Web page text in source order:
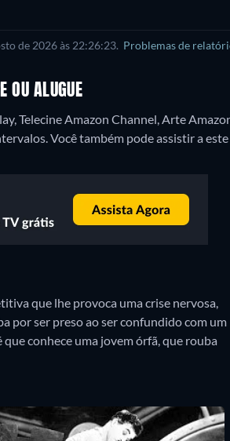
de 2026 às 22:26:23. Problemas de
OU ALUGUE
Telecine Amazon Channel, Arte
Você também pode assistir a este
que lhe provoca uma crise nervosa,
por ser preso ao ser confundido com um
conhece uma jovem órfã, que rouba